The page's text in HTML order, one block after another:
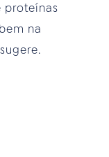
proteínas
na